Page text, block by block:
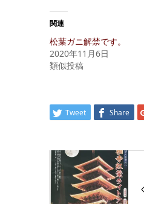
関連
松葉ガニ解禁です。
2020年11月6日
類似投稿
Tweet Share